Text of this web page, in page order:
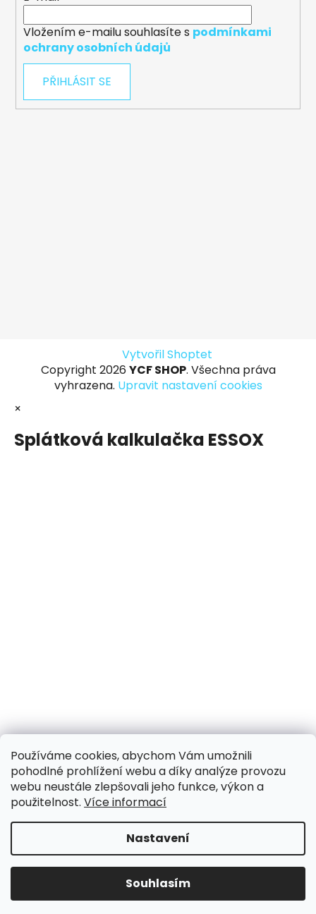
Používáme cookies, abychom Vám umožnili
pohodlné prohlížení webu a díky analýze provozu
webu neustále zlepšovali jeho funkce, výkon a
použitelnost. Více informací
Nastavení
Souhlasím
31.7.-8.8. DOVOLENÁ, objednávky a dotazy vyřídíme
po dovolené. Během dovolené nevyřizujeme
Vložením e-mailu souhlasíte s podmínkami
ochrany osobních údajů
PŘIHLÁSIT SE
Vytvořil Shoptet
Copyright 2026 YCF SHOP. Všechna práva
vyhrazena. Upravit nastavení cookies
×
Splátková kalkulačka ESSOX